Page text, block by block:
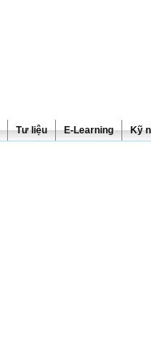
Tư liệu E-Learning Kỹ